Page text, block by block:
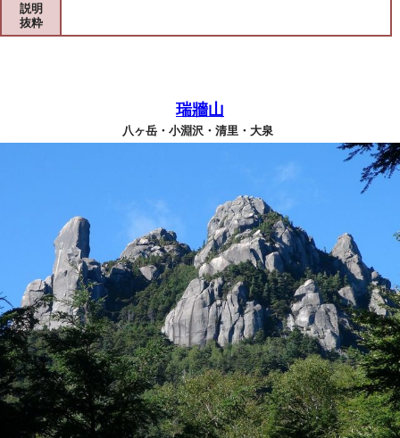
説明
抜粋
瑞牆山
八ヶ岳・小淵沢・清里・大泉